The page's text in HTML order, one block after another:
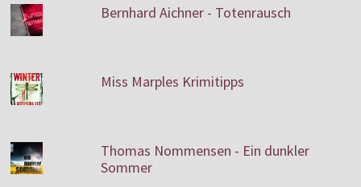
Bernhard Aichner - Totenrausch
Miss Marples Krimitipps
Thomas Nommensen - Ein dunkler
Sommer